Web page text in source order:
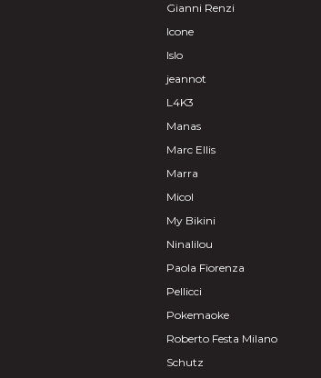
Gianni Renzi
Icone
Islo
jeannot
L4K3
Manas
Marc Ellis
Marra
Micol
My Bikini
Ninalilou
Paola Fiorenza
Pellicci
Pokemaoke
Roberto Festa Milano
Schutz